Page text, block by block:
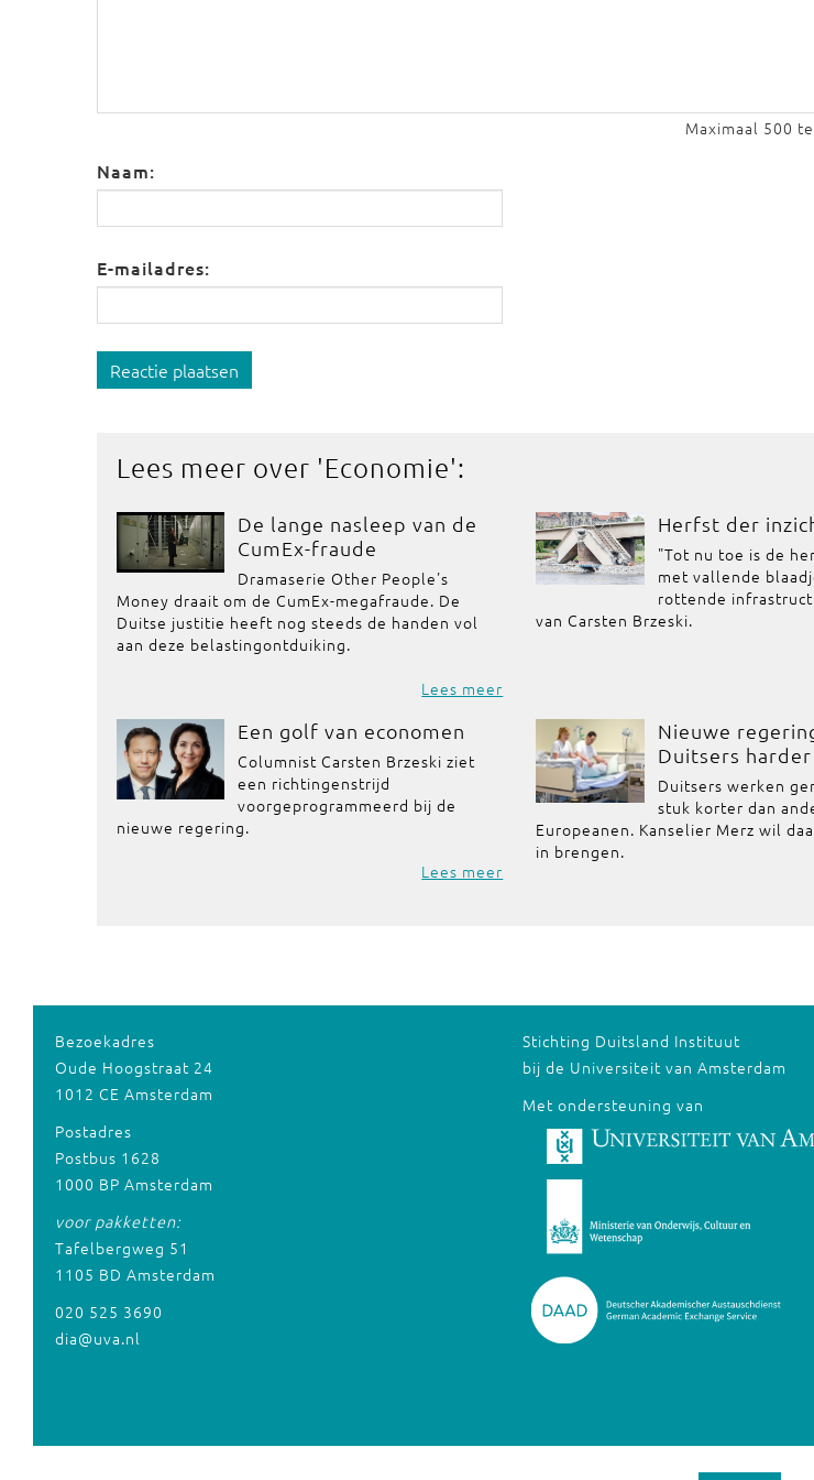
Maximaal 500
Naam:
E-mailadres:
Reactie plaatsen
Lees meer over 'Economie':
De lange nasleep van de
CumEx-fraude
Dramaserie Other People's
Money draait om de CumEx-megafraude. De
Duitse justitie heeft nog steeds de handen vol
aan deze belastingontduiking.
Lees meer
Herfst der
"Tot nu toe is de
met vallende
rottende
van Carsten Brzeski.
Een golf van economen
Columnist Carsten Brzeski ziet
een richtingenstrijd
voorgeprogrammeerd bij de
nieuwe regering.
Lees meer
Nieuwe
Duitsers
Duitsers werken
stuk korter dan
Europeanen. Kanselier Merz wil
in brengen.
Bezoekadres
Oude Hoogstraat 24
1012 CE Amsterdam
Postadres
Postbus 1628
1000 BP Amsterdam
voor pakketten:
Tafelbergweg 51
1105 BD Amsterdam
020 525 3690
dia@uva.nl
Stichting Duitsland Instituut
bij de Universiteit van Amsterdam
Met ondersteuning van